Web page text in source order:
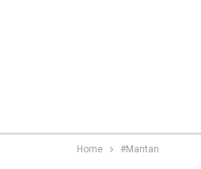
Home #Mantan